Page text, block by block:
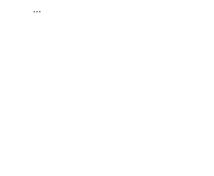
...